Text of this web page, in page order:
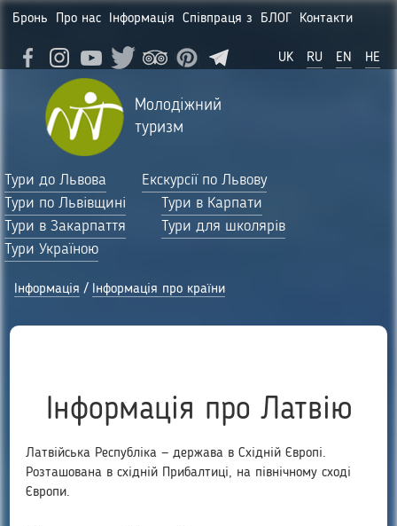
Бронь Про нас Інформація Співпраця з БЛОГ Контакти
UK RU EN HE
Молодіжний
туризм
Тури до Львова
Екскурсії по Львову
Тури по Львівщині
Тури в Карпати
Тури в Закарпаття
Тури для школярів
Тури Україною
Інформація / Інформація про країни
Інформація про Латвію
Латвійська Республіка — держава в Східній Європі.
Розташована в східній Прибалтиці, на північному сході
Європи.